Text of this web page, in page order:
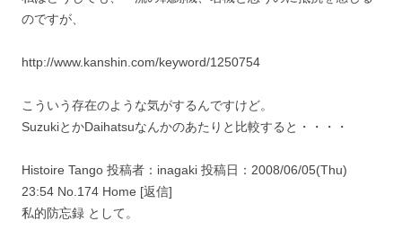
のですが、
http://www.kanshin.com/keyword/1250754
こういう存在のような気がするんですけど。
SuzukiとかDaihatsuなんかのあたりと比較すると・・・・
Histoire Tango 投稿者：inagaki 投稿日：2008/06/05(Thu)
23:54 No.174 Home [返信]
私的防忘録 として。